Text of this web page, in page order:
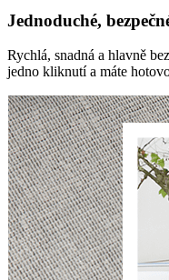
Jednoduché,
Rychlá, snadná a hlavně
jedno kliknutí a máte